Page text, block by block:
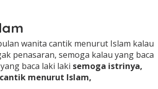
wanita cantik menurut Islam kalau
penasaran, semoga kalau yang baca
baca laki laki semoga istrinya,
menurut Islam,